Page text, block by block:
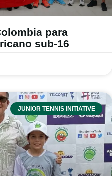
para
sub-16
JUNIOR TENNIS INITIATIVE